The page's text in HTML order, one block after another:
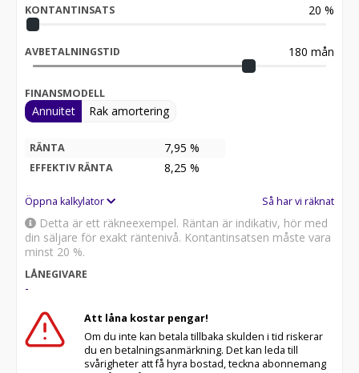
KONTANTINSATS 20 %
AVBETALNINGSTID 180 mån
FINANSMODELL
Annuitet Rak amortering
RÄNTA 7,95 %
EFFEKTIV RÄNTA 8,25 %
Öppna kalkylator Så har vi räknat
Detta är ett räkneexempel. Räntan är indikativ, hör med
din säljare för exakt räntenivå. Kontantinsatsen måste vara
minst 20 %.
LÅNEGIVARE
-
Att låna kostar pengar!
Om du inte kan betala tillbaka skulden i tid riskerar
du en betalningsanmärkning. Det kan leda till
svårigheter att få hyra bostad, teckna abonnemang